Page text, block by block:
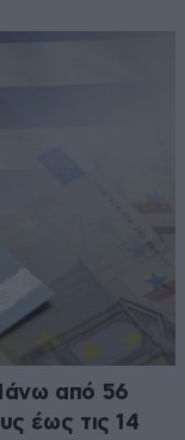
από 56
έως τις 14